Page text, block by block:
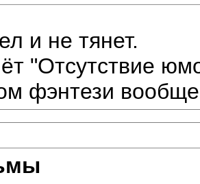
и не тянет.
"Отсутствие
фэнтези